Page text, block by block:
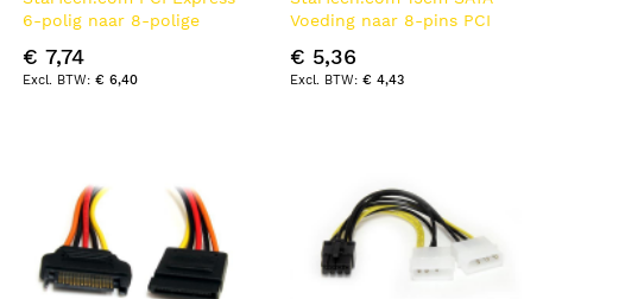
6-polig naar 8-polige
€ 7,74
€ 6,40
Voeding naar 8-pins PCI
Verloopkabel
€ 5,36
€ 4,43